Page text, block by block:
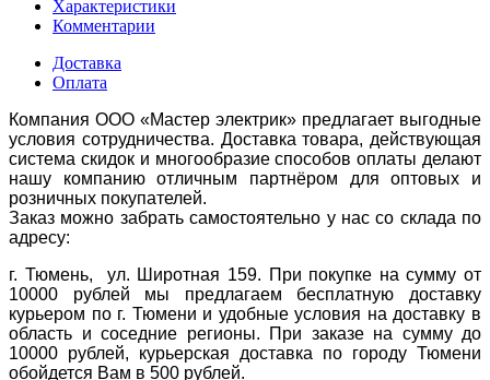
Характеристики
Комментарии
Доставка
Оплата
Компания ООО «Мастер электрик» предлагает выгодные
условия сотрудничества. Доставка товара, действующая
система скидок и многообразие способов оплаты делают
нашу компанию отличным партнёром для оптовых и
розничных покупателей.
Заказ можно забрать самостоятельно у нас со склада по
адресу:
г. Тюмень, ул. Широтная 159. При покупке на сумму от
10000 рублей мы предлагаем бесплатную доставку
курьером по г. Тюмени и удобные условия на доставку в
область и соседние регионы. При заказе на сумму до
10000 рублей, курьерская доставка по городу Тюмени
обойдется Вам в 500 рублей.